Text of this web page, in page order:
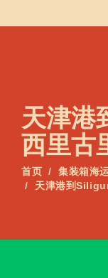
天津
西里古
首页 集装箱海
天津港到